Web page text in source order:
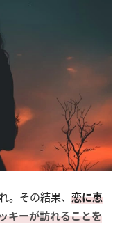
。その結果、 恋に恵
キーが訪れることを